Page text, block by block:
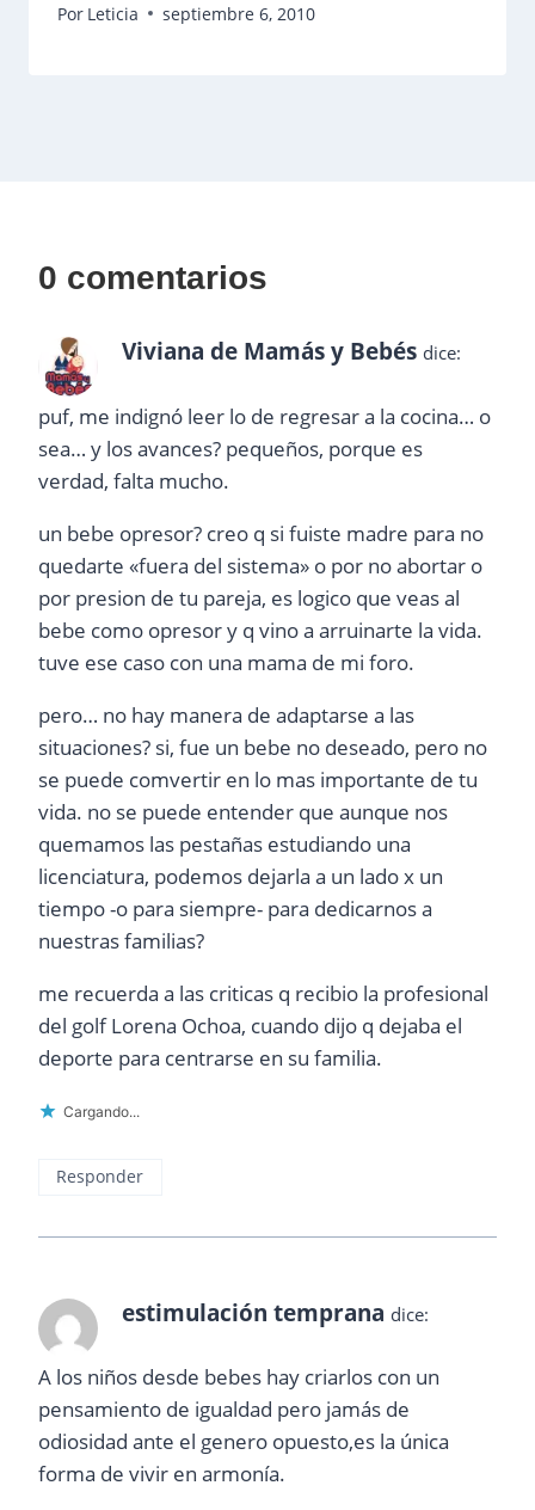
Por Leticia septiembre 6, 2010
0 comentarios
Viviana de Mamás y Bebés dice:
puf, me indignó leer lo de regresar a la cocina… o
sea… y los avances? pequeños, porque es
verdad, falta mucho.
un bebe opresor? creo q si fuiste madre para no
quedarte «fuera del sistema» o por no abortar o
por presion de tu pareja, es logico que veas al
bebe como opresor y q vino a arruinarte la vida.
tuve ese caso con una mama de mi foro.
pero… no hay manera de adaptarse a las
situaciones? si, fue un bebe no deseado, pero no
se puede comvertir en lo mas importante de tu
vida. no se puede entender que aunque nos
quemamos las pestañas estudiando una
licenciatura, podemos dejarla a un lado x un
tiempo -o para siempre- para dedicarnos a
nuestras familias?
me recuerda a las criticas q recibio la profesional
del golf Lorena Ochoa, cuando dijo q dejaba el
deporte para centrarse en su familia.
Cargando...
Responder
estimulación temprana dice:
A los niños desde bebes hay criarlos con un
pensamiento de igualdad pero jamás de
odiosidad ante el genero opuesto,es la única
forma de vivir en armonía.